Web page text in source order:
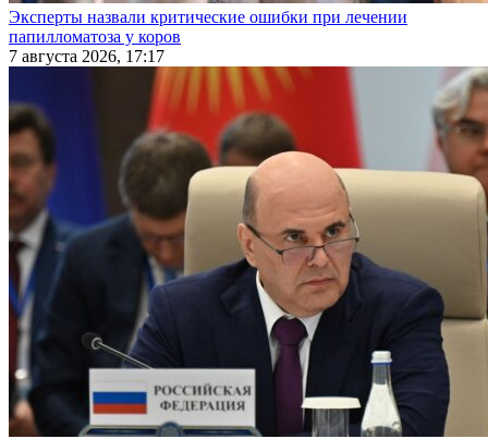
Эксперты назвали критические ошибки при лечении
папилломатоза у коров
7 августа 2026, 17:17